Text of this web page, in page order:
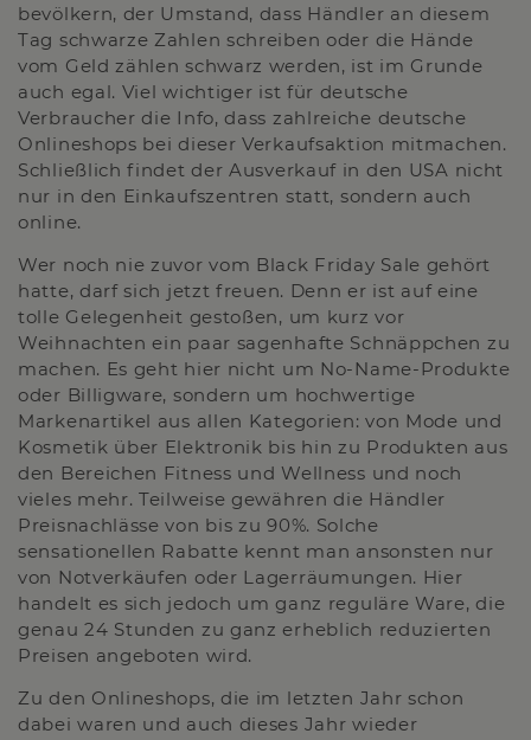
bevölkern, der Umstand, dass Händler an diesem
Tag schwarze Zahlen schreiben oder die Hände
vom Geld zählen schwarz werden, ist im Grunde
auch egal. Viel wichtiger ist für deutsche
Verbraucher die Info, dass zahlreiche deutsche
Onlineshops bei dieser Verkaufsaktion mitmachen.
Schließlich findet der Ausverkauf in den USA nicht
nur in den Einkaufszentren statt, sondern auch
online.
Wer noch nie zuvor vom Black Friday Sale gehört
hatte, darf sich jetzt freuen. Denn er ist auf eine
tolle Gelegenheit gestoßen, um kurz vor
Weihnachten ein paar sagenhafte Schnäppchen zu
machen. Es geht hier nicht um No-Name-Produkte
oder Billigware, sondern um hochwertige
Markenartikel aus allen Kategorien: von Mode und
Kosmetik über Elektronik bis hin zu Produkten aus
den Bereichen Fitness und Wellness und noch
vieles mehr. Teilweise gewähren die Händler
Preisnachlässe von bis zu 90%. Solche
sensationellen Rabatte kennt man ansonsten nur
von Notverkäufen oder Lagerräumungen. Hier
handelt es sich jedoch um ganz reguläre Ware, die
genau 24 Stunden zu ganz erheblich reduzierten
Preisen angeboten wird.
Zu den Onlineshops, die im letzten Jahr schon
dabei waren und auch dieses Jahr wieder